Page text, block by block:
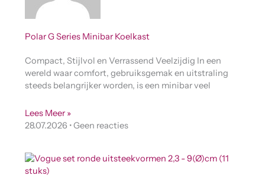
Polar G Series Minibar Koelkast
Compact, Stijlvol en Verrassend Veelzijdig In een
wereld waar comfort, gebruiksgemak en uitstraling
steeds belangrijker worden, is een minibar veel
Lees Meer »
28.07.2026
Geen reacties